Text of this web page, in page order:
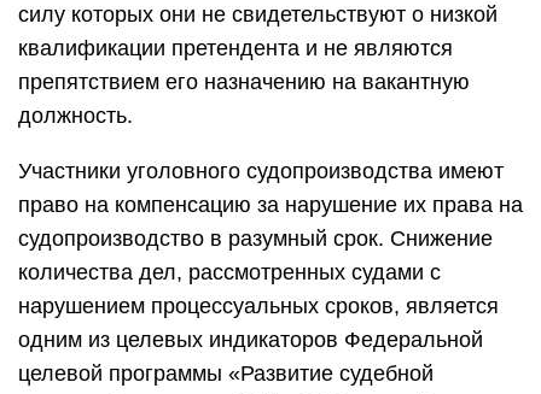
силу которых они не свидетельствуют о низкой
квалификации претендента и не являются
препятствием его назначению на вакантную
должность.
Участники уголовного судопроизводства имеют
право на компенсацию за нарушение их права на
судопроизводство в разумный срок. Снижение
количества дел, рассмотренных судами с
нарушением процессуальных сроков, является
одним из целевых индикаторов Федеральной
целевой программы «Развитие судебной